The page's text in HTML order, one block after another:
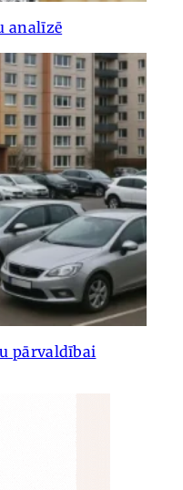
analīzē
pārvaldībai